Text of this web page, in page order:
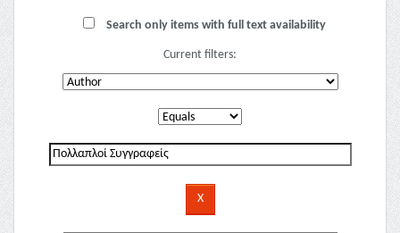
Search only items with full text availability
Current filters: